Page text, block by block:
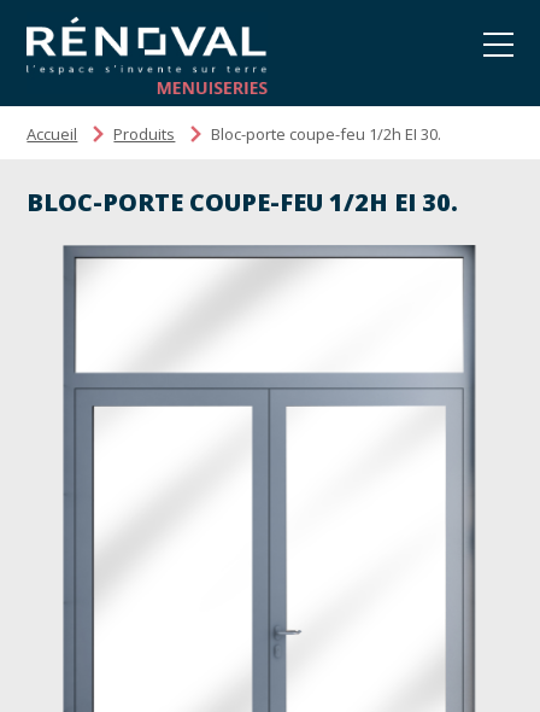
Accueil Produits Bloc-porte coupe-feu 1/2h EI 30.
BLOC-PORTE COUPE-FEU 1/2H EI 30.